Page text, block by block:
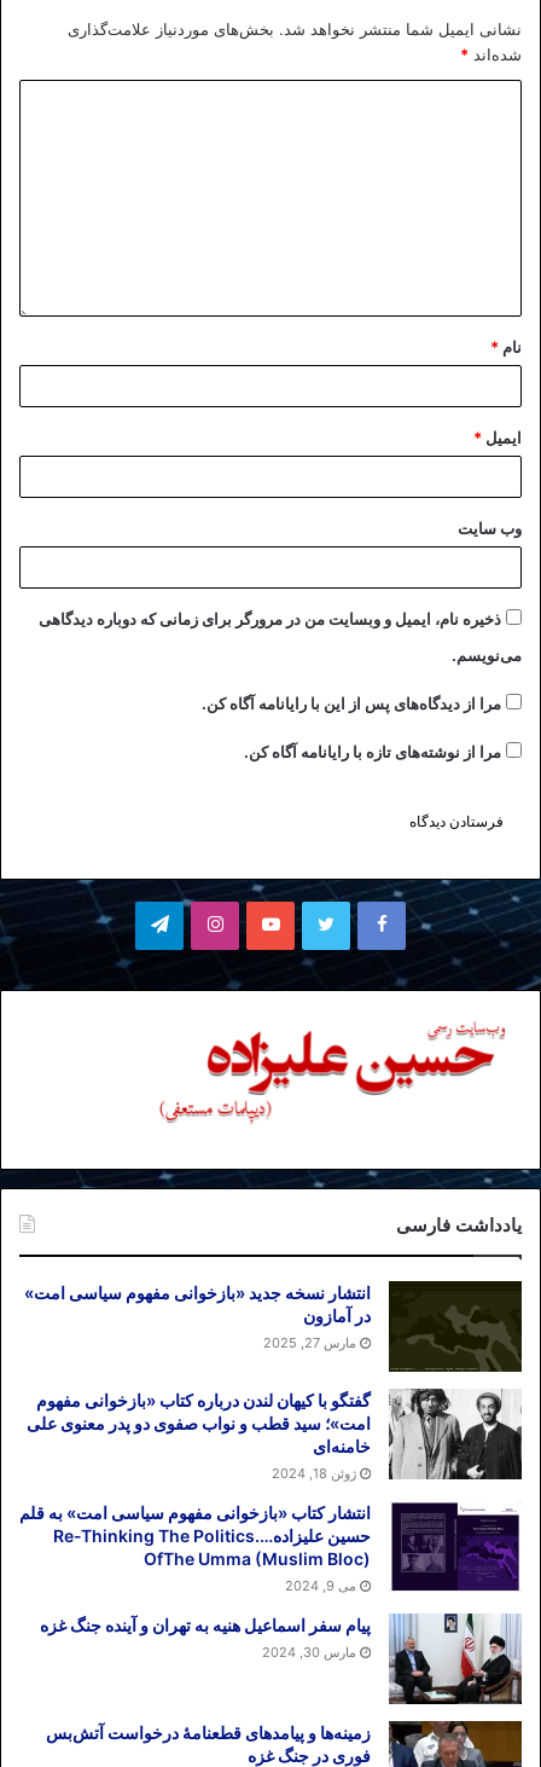
نشانی ایمیل شما منتشر نخواهد شد. بخش‌های موردنیاز علامت‌گذاری
شده‌اند *
نام *
ایمیل *
وب‌ سایت
ذخیره نام، ایمیل و وبسایت من در مرورگر برای زمانی که دوباره دیدگاهی
می‌نویسم.
مرا از دیدگاه‌های پس از این با رایانامه آگاه کن.
مرا از نوشته‌های تازه با رایانامه آگاه کن.
فیسبوک توییتر یوتیوباینستاگرامتلگرام
یادداشت فارسی
انتشار نسخه جدید «بازخوانی مفهوم سیاسی امت»
در آمازون
مارس 27, 2025
گفتگو با کیهان لندن درباره کتاب «بازخوانی مفهوم
امت»؛ سید قطب و نواب صفوی دو پدر معنوی علی
خامنه‌ای
ژوئن 18, 2024
انتشار کتاب «بازخوانی مفهوم سیاسی امت» به قلم
حسین علیزاده….Re-Thinking The Politics
OfThe Umma (Muslim Bloc)
می 9, 2024
پیام سفر اسماعیل هنیه به تهران و آینده جنگ غزه
مارس 30, 2024
زمینه‌ها و پیامدهای قطعنامهٔ درخواست آتش‌بس
فوری در جنگ غزه